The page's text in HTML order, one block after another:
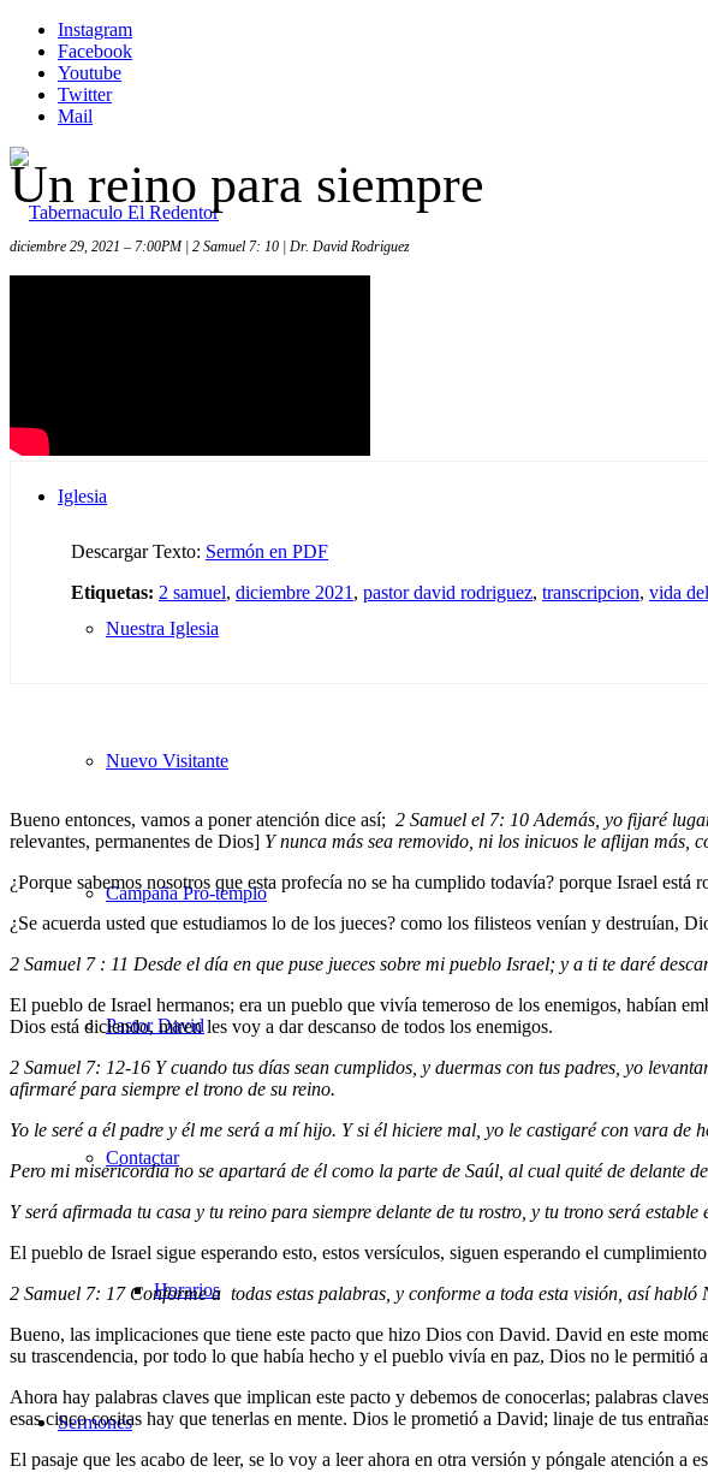
Instagram
Facebook
Youtube
Twitter
Mail
Iglesia
Nuestra Iglesia
Nuevo Visitante
Campaña Pro-templo
Pastor David
Contactar
Horarios
Sermones
Un reino para siempre
diciembre 29, 2021 – 7:00PM | 2 Samuel 7: 10 | Dr. David Rodriguez
Descargar Texto: Sermón en PDF
Etiquetas: 2 samuel, diciembre 2021 , pastor david rodriguez, transcripcion, vida
Bueno entonces, vamos a poner atención dice así; 2 Samuel el 7: 10 Además, yo fijaré
relevantes, permanentes de Dios] Y nunca más sea removido, ni los inicuos le aflijan más,
¿Porque sabemos nosotros que esta profecía no se ha cumplido todavía? porque Israel está
¿Se acuerda usted que estudiamos lo de los jueces? como los filisteos venían y destruían,
2 Samuel 7 : 11 Desde el día en que puse jueces sobre mi pueblo Israel; y a ti te daré
El pueblo de Israel hermanos; era un pueblo que vivía temeroso de los enemigos, habían
Dios está diciendo, miren les voy a dar descanso de todos los enemigos.
2 Samuel 7: 12-16 Y cuando tus días sean cumplidos, y duermas con tus padres, yo
afirmaré para siempre el trono de su reino.
Yo le seré a él padre y él me será a mí hijo. Y si él hiciere mal, yo le castigaré con vara de
Pero mi misericordia no se apartará de él como la parte de Saúl, al cual quité de delante
Y será afirmada tu casa y tu reino para siempre delante de tu rostro, y tu trono será estable
El pueblo de Israel sigue esperando esto, estos versículos, siguen esperando el
2 Samuel 7: 17 Conforme a todas estas palabras, y conforme a toda esta visión, así habló
Bueno, las implicaciones que tiene este pacto que hizo Dios con David. David en este
su trascendencia, por todo lo que había hecho y el pueblo vivía en paz, Dios no le permitió
Ahora hay palabras claves que implican este pacto y debemos de conocerlas; palabras
esas cinco cositas hay que tenerlas en mente. Dios le prometió a David; linaje de tus
El pasaje que les acabo de leer, se lo voy a leer ahora en otra versión y póngale atención a